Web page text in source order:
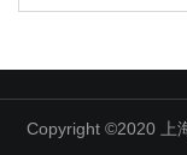
Copyright ©2020 上